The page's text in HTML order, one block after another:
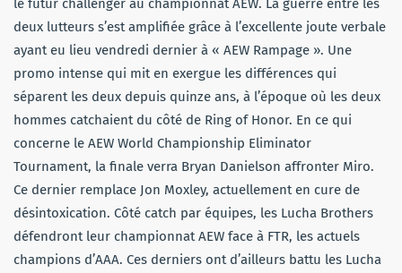
le futur challenger au championnat AEW. La guerre entre les
deux lutteurs s’est amplifiée grâce à l’excellente joute verbale
ayant eu lieu vendredi dernier à « AEW Rampage ». Une
promo intense qui mit en exergue les différences qui
séparent les deux depuis quinze ans, à l’époque où les deux
hommes catchaient du côté de Ring of Honor. En ce qui
concerne le AEW World Championship Eliminator
Tournament, la finale verra Bryan Danielson affronter Miro.
Ce dernier remplace Jon Moxley, actuellement en cure de
désintoxication. Côté catch par équipes, les Lucha Brothers
défendront leur championnat AEW face à FTR, les actuels
champions d’AAA. Ces derniers ont d’ailleurs battu les Lucha